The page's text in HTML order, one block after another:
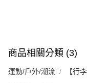
商品相關分類 (3)
運動/戶外/潮流 【行